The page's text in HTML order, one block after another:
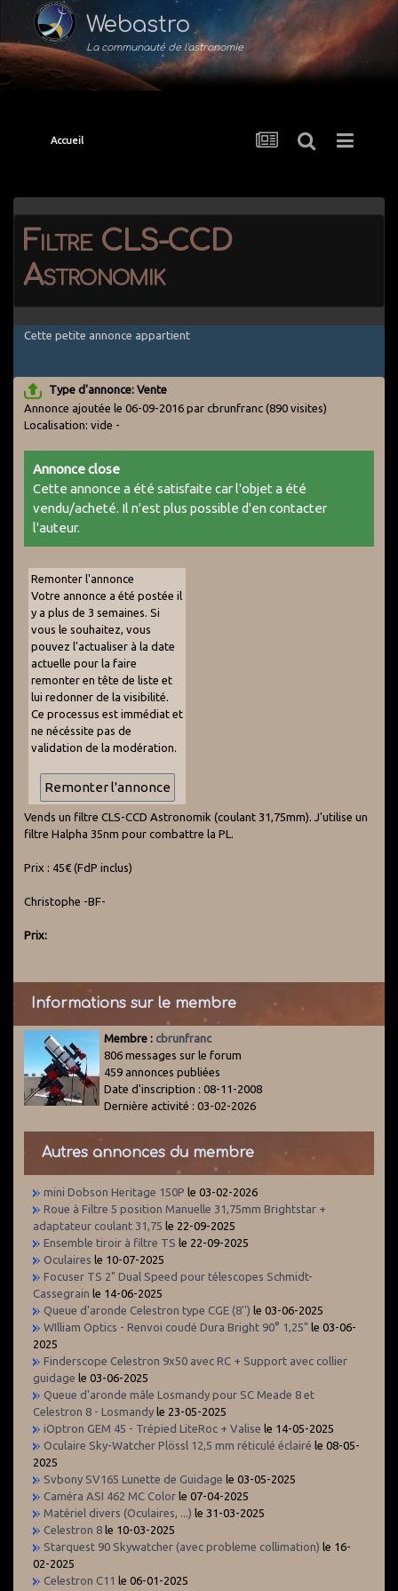
Webastro
La communauté de l'astronomie
Accueil
Filtre CLS-CCD
Astronomik
Cette petite annonce appartient
Type d'annonce: Vente
Annonce ajoutée le 06-09-2016 par cbrunfranc (890 visites)
Localisation: vide -
Annonce close
Cette annonce a été satisfaite car l'objet a été
vendu/acheté. Il n'est plus possible d'en contacter
l'auteur.
Remonter l'annonce
Votre annonce a été postée il
y a plus de 3 semaines. Si
vous le souhaitez, vous
pouvez l'actualiser à la date
actuelle pour la faire
remonter en tête de liste et
lui redonner de la visibilité.
Ce processus est immédiat et
ne nécéssite pas de
validation de la modération.
Vends un filtre CLS-CCD Astronomik (coulant 31,75mm). J'utilise un
filtre Halpha 35nm pour combattre la PL.
Prix : 45€ (FdP inclus)
Christophe -BF-
Prix:
Informations sur le membre
Membre : cbrunfranc
806 messages sur le forum
459 annonces publiées
Date d'inscription : 08-11-2008
Dernière activité : 03-02-2026
Autres annonces du membre
mini Dobson Heritage 150P le 03-02-2026
Roue à Filtre 5 position Manuelle 31,75mm Brightstar +
adaptateur coulant 31,75 le 22-09-2025
Ensemble tiroir à filtre TS le 22-09-2025
Oculaires le 10-07-2025
Focuser TS 2" Dual Speed pour télescopes Schmidt-
Cassegrain le 14-06-2025
Queue d'aronde Celestron type CGE (8'') le 03-06-2025
WIlliam Optics - Renvoi coudé Dura Bright 90° 1,25" le 03-06-
2025
Finderscope Celestron 9x50 avec RC + Support avec collier
guidage le 03-06-2025
Queue d'aronde mâle Losmandy pour SC Meade 8 et
Celestron 8 - Losmandy le 23-05-2025
iOptron GEM 45 - Trépied LiteRoc + Valise le 14-05-2025
Oculaire Sky-Watcher Plössl 12,5 mm réticulé éclairé le 08-05-
2025
Svbony SV165 Lunette de Guidage le 03-05-2025
Caméra ASI 462 MC Color le 07-04-2025
Matériel divers (Oculaires, ...) le 31-03-2025
Celestron 8 le 10-03-2025
Starquest 90 Skywatcher (avec probleme collimation) le 16-
02-2025
Celestron C11 le 06-01-2025